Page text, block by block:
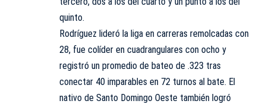
quinto.
Rodríguez lideró la liga en carreras remolcadas con
28, fue colíder en cuadrangulares con ocho y
registró un promedio de bateo de .323 tras
conectar 40 imparables en 72 turnos al bate. El
nativo de Santo Domingo Oeste también logró